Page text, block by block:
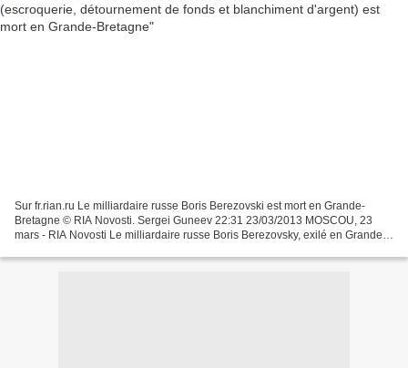
Sur fr.rian.ru Le milliardaire russe Boris Berezovski est mort en Grande-
Bretagne © RIA Novosti. Sergei Guneev 22:31 23/03/2013 MOSCOU, 23
mars - RIA Novosti Le milliardaire russe Boris Berezovsky, exilé en Grande-